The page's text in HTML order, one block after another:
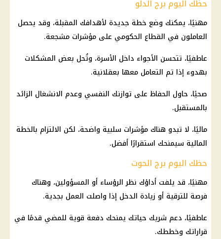
حظك اليوم برج الدلو
مهنيًا، يمكنك وضع خطة جديدة لأهدافك المقبلة، وقد يحصل
العاملون في القطاع الحكومي على مؤشرات مشجعة.
عاطفيًا، تتحسن الأجواء داخل الأسرة، وتُحل بعض المشكلات
بهدوء إذا تم التعامل معها بعقلانية.
صحيًا، حاول الحفاظ على توازنك النفسي وعدم الانشغال الزائد
بالمستقبل.
ماليًا، لا تبدو هناك مؤشرات سلبية واضحة، لكن الالتزام بالخطة
المالية سيمنحك استقرارًا أفضل.
حظك اليوم برج الحوت
مهنيًا، قد يلفت أداؤك نظر الرؤساء أو المسؤولين، وهناك
فرصة للترقية أو زيادة الدخل إذا واصلت العمل بجدية.
عاطفيًا، دعم شريك حياتك يمنحك دفعة قوية للمضي قدمًا في
قراراتك وخططك.